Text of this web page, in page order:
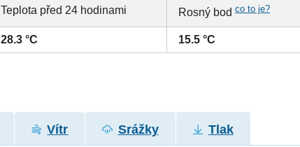
Teplota před 24 hodinami Rosný bodco to je?
28.3 °C 15.5 °C
Vítr Srážky Tlak